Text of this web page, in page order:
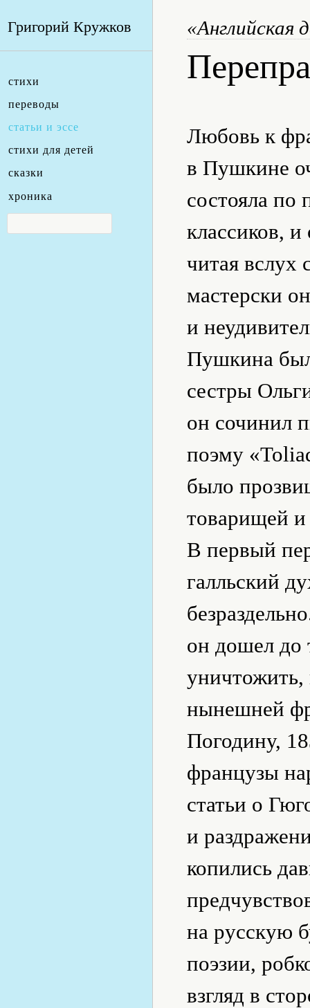
Григорий Кружков
стихи
переводы
статьи и эссе
стихи для детей
сказки
хроника
«Английская
Любовь к
в Пушкине
состояла по
классиков,
читая вслух
мастерски
и
Пушкина
сестры
он сочинил
поэму
было
товарищей и
В первый
галльский
oн дошел до
уничтожить,
нынешней
Погодину,
французы
статьи о
и
копились
на русскую
поэзии,
взгляд в